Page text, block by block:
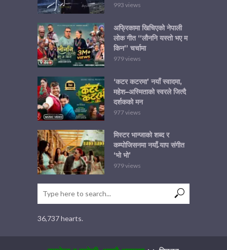
993 views
अफ्रिकामा खिचिएको नेपाली
लोक गीत “लौननि यस्तो भए म
किन” चर्चामा
979 views
‘कटर कटरमा’ नयाँ स्वादमा,
महेश–अस्मिताको स्वरले जित्दै
दर्शकको मन
977 views
मिस्टर भान्जाको शब्द र
कम्पोजिसनमा नयाँ र्‍याप संगीत
‘भो भो’
979 views
36,737 hearts.